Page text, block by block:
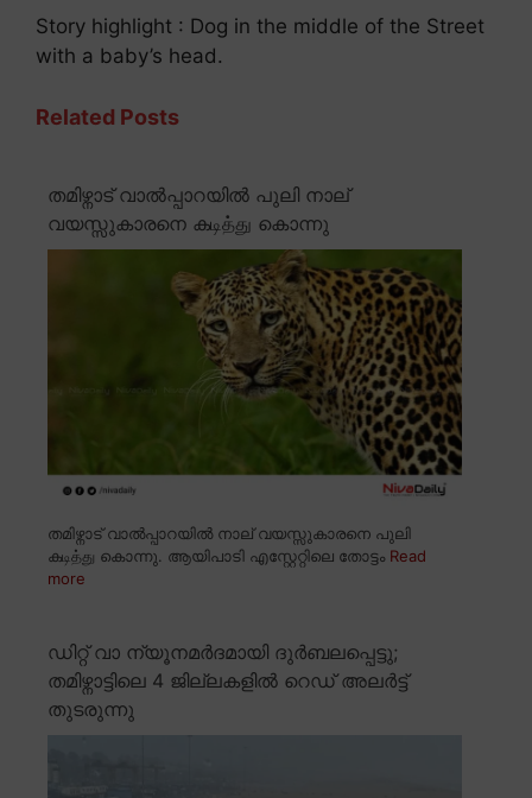
Story highlight : Dog in the middle of the Street
with a baby’s head.
Related Posts
തമിഴ്നാട് വാൽപ്പാറയിൽ പുലി നാല്
വയസ്സുകാരനെ കடித்து കൊന്നു
തമിഴ്നാട് വാൽപ്പാറയിൽ നാല് വയസ്സുകാരനെ പുലി
കடித்து കൊന്നു. ആയിപാടി എസ്റ്റേറ്റിലെ തോട്ടം Read
more
ഡിറ്റ് വാ ന്യൂനമർദമായി ദുർബലപ്പെട്ടു;
തമിഴ്നാട്ടിലെ 4 ജില്ലകളിൽ റെഡ് അലർട്ട്
തുടരുന്നു